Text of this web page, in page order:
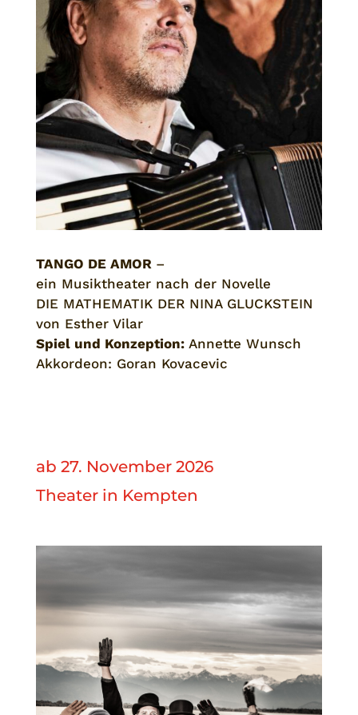
TANGO DE AMOR –
ein Musiktheater nach der Novelle
DIE MATHEMATIK DER NINA GLUCKSTEIN
von Esther Vilar
Spiel und Konzeption:Annette Wunsch
Akkordeon: Goran Kovacevic
ab 27. November 2026
Theater in Kempten